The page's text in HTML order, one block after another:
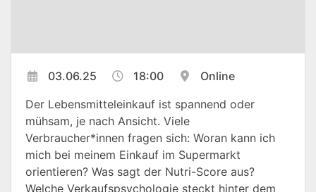
03.06.25 18:00
Online
Der Lebensmitteleinkauf ist spannend oder
mühsam, je nach Ansicht. Viele
Verbraucher*innen fragen sich: Woran kann ich
mich bei meinem Einkauf im Supermarkt
orientieren? Was sagt der Nutri-Score aus?
Welche Verkaufspsychologie steckt hinter dem